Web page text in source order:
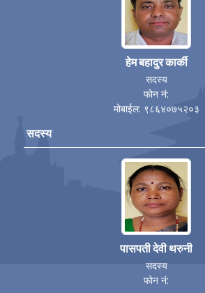
हेम बहादुर कार्की
सदस्य
फोन नं:
मोबाईल: ९८६४०७५२०३
सदस्य
पासपती देवी थरुनी
सदस्य
फोन नं: